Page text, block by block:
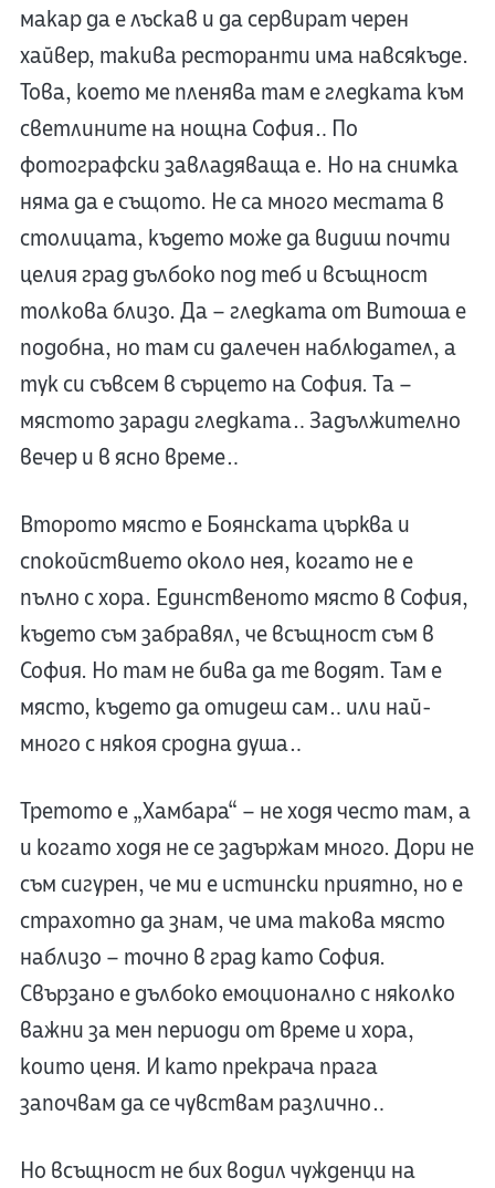
макар да е лъскав и да сервират черен
хайвер, такива ресторанти има навсякъде.
Това, което ме пленява там е гледката към
светлините на нощна София… По
фотографски завладяваща е. Но на снимка
няма да е същото. Не са много местата в
столицата, където може да видиш почти
целия град дълбоко под теб и всъщност
толкова близо. Да – гледката от Витоша е
подобна, но там си далечен наблюдател, а
тук си съвсем в сърцето на София. Та –
мястото заради гледката… Задължително
вечер и в ясно време…
Второто място е Боянската църква и
спокойствието около нея, когато не е
пълно с хора. Единственото място в София,
където съм забравял, че всъщност съм в
София. Но там не бива да те водят. Там е
място, където да отидеш сам… или най-
много с някоя сродна душа…
Третото е „Хамбара“ – не ходя често там, а
и когато ходя не се задържам много. Дори не
съм сигурен, че ми е истински приятно, но е
страхотно да знам, че има такова място
наблизо – точно в град като София.
Свързано е дълбоко емоционално с няколко
важни за мен периоди от време и хора,
които ценя. И като прекрача прага
започвам да се чувствам различно…
Но всъщност не бих водил чужденци на